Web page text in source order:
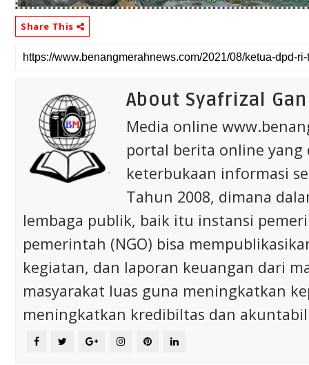
Share This
About Syafrizal Gan
Media online
portal berita online
keterbukaan informasi
Tahun 2008, dimana
lembaga publik, baik itu instansi
pemerintah (NGO) bisa
kegiatan, dan laporan keuangan dari
masyarakat luas guna meningkatkan
meningkatkan kredibiltas dan